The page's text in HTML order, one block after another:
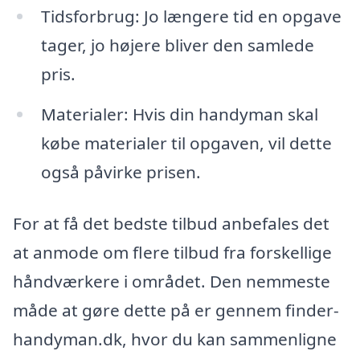
Tidsforbrug: Jo længere tid en opgave
tager, jo højere bliver den samlede
pris.
Materialer: Hvis din handyman skal
købe materialer til opgaven, vil dette
også påvirke prisen.
For at få det bedste tilbud anbefales det
at anmode om flere tilbud fra forskellige
håndværkere i området. Den nemmeste
måde at gøre dette på er gennem finder-
handyman.dk, hvor du kan sammenligne